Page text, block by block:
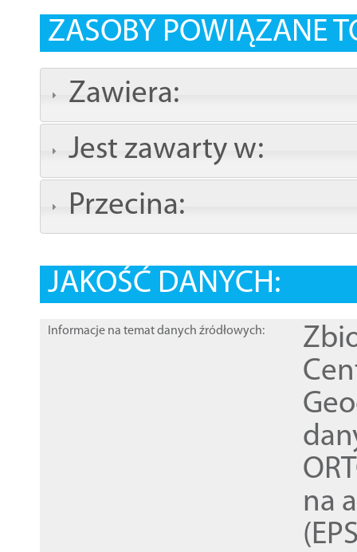
ZASOBY POWIĄZANE
Zawiera:
Jest zawarty w:
Przecina:
JAKOŚĆ DANYCH:
Informacje na temat danych źródłowych:
na